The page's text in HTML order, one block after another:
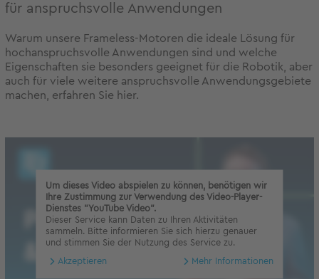
für anspruchsvolle Anwendungen
Warum unsere Frameless-Motoren die ideale Lösung für
hochanspruchsvolle Anwendungen sind und welche
Eigenschaften sie besonders geeignet für die Robotik, aber
auch für viele weitere anspruchsvolle Anwendungsgebiete
machen, erfahren Sie hier.
Um dieses Video abspielen zu können, benötigen wir
Ihre Zustimmung zur Verwendung des Video-Player-
Dienstes "YouTube Video".
Dieser Service kann Daten zu Ihren Aktivitäten
sammeln. Bitte informieren Sie sich hierzu genauer
und stimmen Sie der Nutzung des Service zu.
Akzeptieren Mehr Informationen